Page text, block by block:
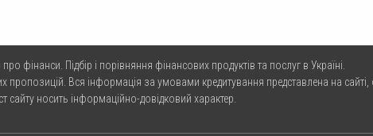
фінанси. Підбір і порівняння фінансових продуктів та послуг в Україні.
Вся інформація за умовами кредитування представлена на сайті,
сайту носить інформаційно-довідковий характер.